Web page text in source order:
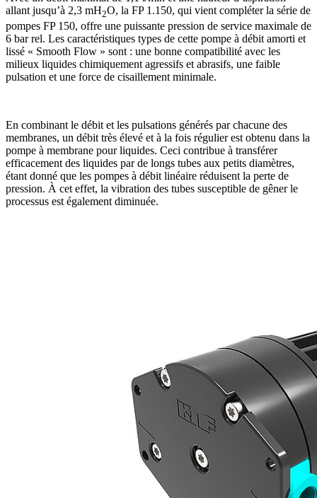
allant jusqu’à 2,3 mH2O, la FP 1.150, qui vient compléter la série de
pompes FP 150, offre une puissante pression de service maximale de
6 bar rel. Les caractéristiques types de cette pompe à débit amorti et
lissé « Smooth Flow » sont : une bonne compatibilité avec les
milieux liquides chimiquement agressifs et abrasifs, une faible
pulsation et une force de cisaillement minimale.
En combinant le débit et les pulsations générés par chacune des
membranes, un débit très élevé et à la fois régulier est obtenu dans la
pompe à membrane pour liquides. Ceci contribue à transférer
efficacement des liquides par de longs tubes aux petits diamètres,
étant donné que les pompes à débit linéaire réduisent la perte de
pression. À cet effet, la vibration des tubes susceptible de gêner le
processus est également diminuée.